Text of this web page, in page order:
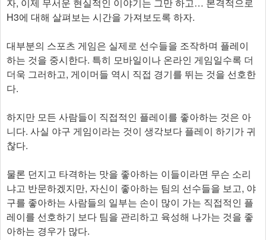
H3에 대해 살펴보는 시간을 가져보도록 하자.
대부분의 스포츠 게임은 실제로 선수들을 조작하며 플레이
하는 것을 중시한다. 특히 모바일이나 온라인 게임일수록 더
더욱 그러하고, 게이머들 역시 직접 경기를 뛰는 것을 선호한
다.
하지만 모든 사람들이 직접적인 플레이를 좋아하는 것은 아
니다. 사실 야구 게임이라는 것이 생각보다 플레이 하기가 귀
찮다.
물론 던지고 타격하는 맛을 좋아하는 이들이라면 무슨 소리
냐고 반문하겠지만, 자신이 좋아하는 팀의 선수들을 보고, 야
구를 좋아하는 사람들의 일부는 손이 많이 가는 직접적인 플
레이를 선호하기 보다 팀을 관리하고 육성해 나가는 것을 좋
아하는 경우가 많다.